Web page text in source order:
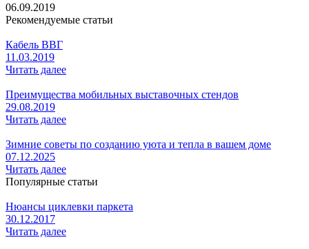
06.09.2019
Рекомендуемые статьи
Кабель ВВГ
11.03.2019
Читать далее
Преимущества мобильных выставочных стендов
29.08.2019
Читать далее
Зимние советы по созданию уюта и тепла в вашем доме
07.12.2025
Читать далее
Популярные статьи
Нюансы циклевки паркета
30.12.2017
Читать далее